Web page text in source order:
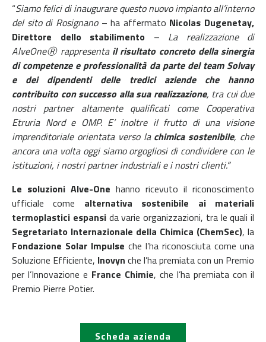
“Siamo felici di inaugurare questo nuovo impianto all’interno
del sito di Rosignano– ha affermato Nicolas Dugenetay,
Direttore dello stabilimento – La realizzazione di
AlveOneⓇ rappresentail risultato concreto della sinergia
di competenze e professionalità da parte del team Solvay
e dei dipendenti delle tredici aziende che hanno
contribuito con successo alla sua realizzazione, tra cui due
nostri partner altamente qualificati come Cooperativa
Etruria Nord e OMP. E’ inoltre il frutto di una visione
imprenditoriale orientata verso la chimica sostenibile, che
ancora una volta oggi siamo orgogliosi di condividere con le
istituzioni, i nostri partner industriali e i nostri clienti.”
Le soluzioni Alve-One hanno ricevuto il riconoscimento
ufficiale come alternativa sostenibile ai materiali
termoplastici espansida varie organizzazioni, tra le quali il
Segretariato Internazionale della Chimica (ChemSec), la
Fondazione Solar Impulse che l’ha riconosciuta come una
Soluzione Efficiente, Inovyn che l’ha premiata con un Premio
per l’Innovazione e France Chimie, che l’ha premiata con il
Premio Pierre Potier.
Scheda azienda